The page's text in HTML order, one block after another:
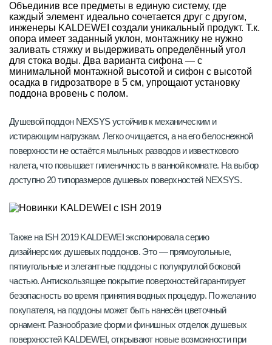
Объединив все предметы в единую систему, где
каждый элемент идеально сочетается друг с другом,
инженеры KALDEWEI создали уникальный продукт. Т.к.
опора имеет заданный уклон, монтажнику не нужно
заливать стяжку и выдерживать определённый угол
для стока воды. Два варианта сифона — с
минимальной монтажной высотой и сифон с высотой
осадка в гидрозатворе в 5 см, упрощают установку
поддона вровень с полом.
Душевой поддон NEXSYS устойчив к механическим и
истирающим нагрузкам. Легко очищается, а на его белоснежной
поверхности не остаётся мыльных разводов и известкового
налета, что повышает гигиеничность в ванной комнате. На выбор
доступно 20 типоразмеров душевых поверхностей NEXSYS.
Также на ISH 2019 KALDEWEI экспонировала серию
дизайнерских душевых поддонов. Это — прямоугольные,
пятиугольные и элегантные поддоны с полукруглой боковой
частью. Антискользящее покрытие поверхностей гарантирует
безопасность во время принятия водных процедур. По желанию
покупателя, на поддоны может быть нанесён цветочный
орнамент. Разнообразие форм и финишных отделок душевых
поверхностей KALDEWEI, открывают новые возможности при